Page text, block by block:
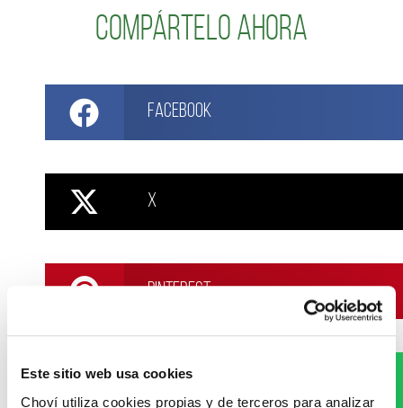
Este sitio web usa cookies
Choví utiliza cookies propias y de terceros para analizar
Compártelo ahora
Facebook
X
Pinterest
WhatsApp